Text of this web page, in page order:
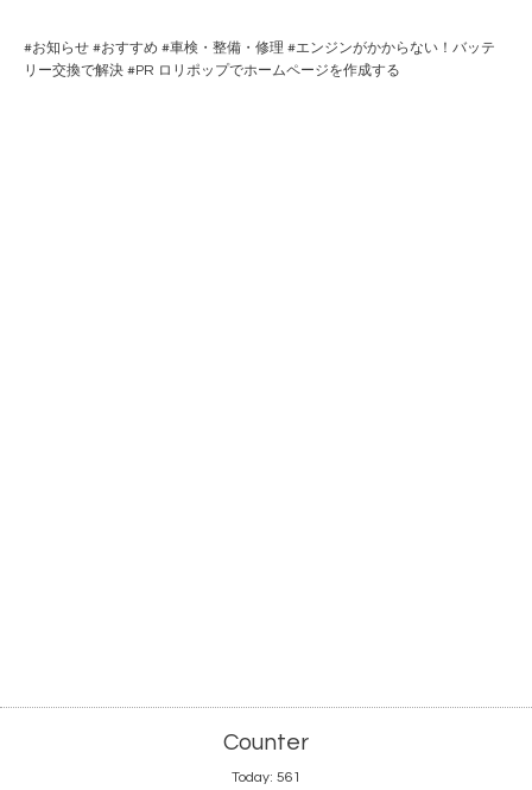
#お知らせ #おすすめ #車検・整備・修理 #エンジンがかからない！バッテ
リー交換で解決 #PR ロリポップでホームページを作成する
Counter
Today: 561